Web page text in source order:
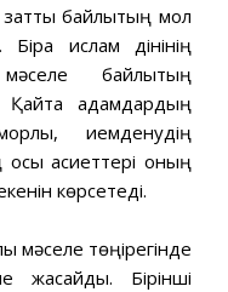
байлықтың мол
ислам дінінің
байлықтың
Қайта адамдардың
иемденудің
қасиеттері оның
көрсетеді.
мәселе төңірегінде
жасайды. Бірінші